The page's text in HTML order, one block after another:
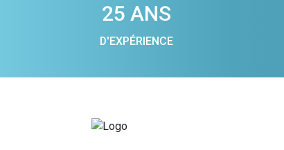
25 ANS
D'EXPÉRIENCE